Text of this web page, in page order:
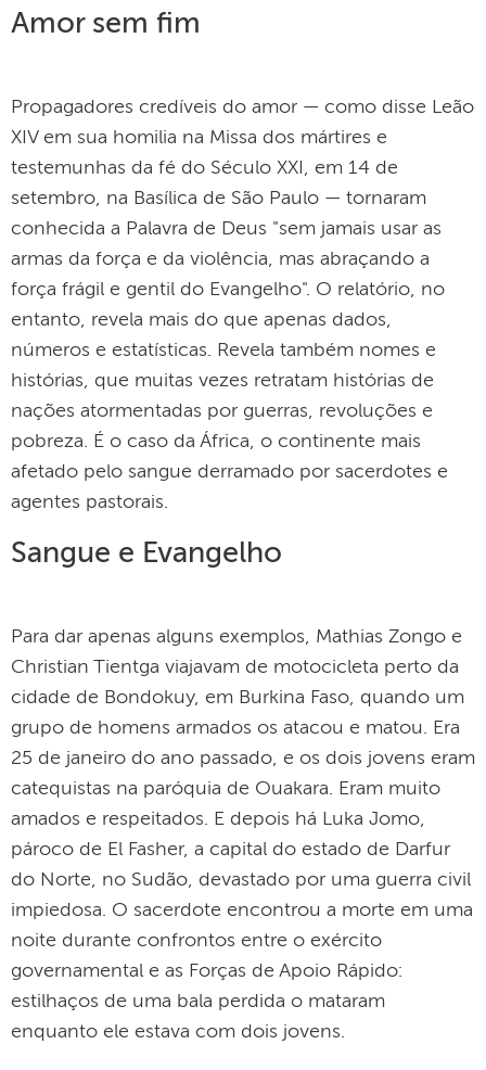
Amor sem fim
Propagadores credíveis ​​do amor — como disse Leão
XIV em sua homilia na Missa dos mártires e
testemunhas da fé do Século XXI, em 14 de
setembro, na Basílica de São Paulo — tornaram
conhecida a Palavra de Deus "sem jamais usar as
armas da força e da violência, mas abraçando a
força frágil e gentil do Evangelho". O relatório, no
entanto, revela mais do que apenas dados,
números e estatísticas. Revela também nomes e
histórias, que muitas vezes retratam histórias de
nações atormentadas por guerras, revoluções e
pobreza. É o caso da África, o continente mais
afetado pelo sangue derramado por sacerdotes e
agentes pastorais.
Sangue e Evangelho
Para dar apenas alguns exemplos, Mathias Zongo e
Christian Tientga viajavam de motocicleta perto da
cidade de Bondokuy, em Burkina Faso, quando um
grupo de homens armados os atacou e matou. Era
25 de janeiro do ano passado, e os dois jovens eram
catequistas na paróquia de Ouakara. Eram muito
amados e respeitados. E depois há Luka Jomo,
pároco de El Fasher, a capital do estado de Darfur
do Norte, no Sudão, devastado por uma guerra civil
impiedosa. O sacerdote encontrou a morte em uma
noite durante confrontos entre o exército
governamental e as Forças de Apoio Rápido:
estilhaços de uma bala perdida o mataram
enquanto ele estava com dois jovens.